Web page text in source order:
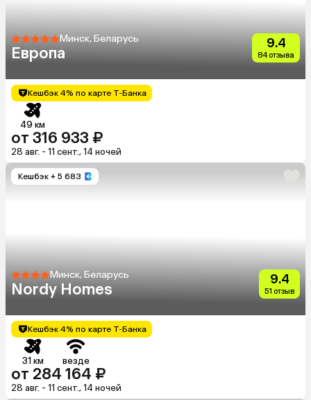
Минск, Беларусь
Европа
9.4
84 отзыва
Кешбэк 4% по карте Т-Банка
49 км
от 316 933 ₽
28 авг. - 11 сент., 14 ночей
Кешбэк + 5 683
Минск, Беларусь
Nordy Homes
9.4
51 отзыв
Кешбэк 4% по карте Т-Банка
31 км везде
от 284 164 ₽
28 авг. - 11 сент., 14 ночей